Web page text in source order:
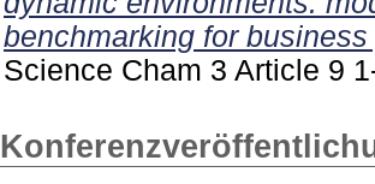
benchmarking for
Science Cham 3 Article 9